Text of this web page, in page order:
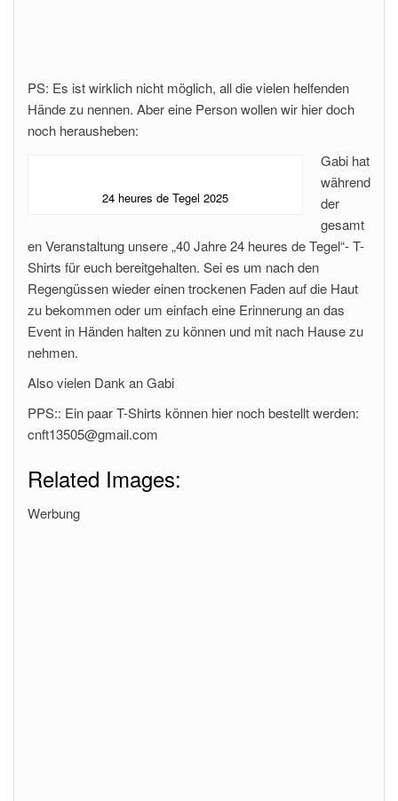
PS: Es ist wirklich nicht möglich, all die vielen helfenden
Hände zu nennen. Aber eine Person wollen wir hier doch
noch herausheben:
24 heures de Tegel 2025
Gabi hat
während
der
gesamt
en Veranstaltung unsere „40 Jahre 24 heures de Tegel“- T-
Shirts für euch bereitgehalten. Sei es um nach den
Regengüssen wieder einen trockenen Faden auf die Haut
zu bekommen oder um einfach eine Erinnerung an das
Event in Händen halten zu können und mit nach Hause zu
nehmen.
Also vielen Dank an Gabi
PPS:: Ein paar T-Shirts können hier noch bestellt werden:
cnft13505@gmail.com
Related Images:
Werbung